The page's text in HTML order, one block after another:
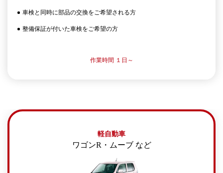
車検と同時に部品の交換をご希望される方
整備保証が付いた車検をご希望の方
作業時間 １日～
軽自動車
ワゴンR・ムーブ など